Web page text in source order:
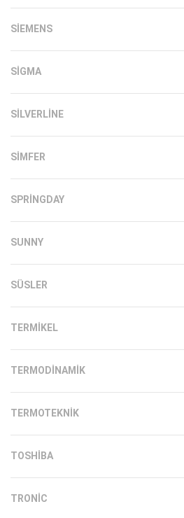
SIEMENS
SIGMA
SILVERLINE
SIMFER
SPRINGDAY
SUNNY
SÜSLER
TERMIKEL
TERMODINAMIK
TERMOTEKNIK
TOSHIBA
TRONIC